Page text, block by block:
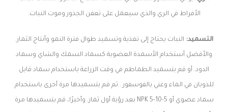
الأفراط في الري والذي سيعمل على تعفن الجذور وموت النبات.
التسميد: النبات يحتاج إلى تغذية وتسميد طوال فترة النمو وأنتاج الثمار.
والأفضل أستخدام الأسمدة العضوية كسماد السمك والشاي وسماد
الدود. أو قم بتسميد الطماطم في وقت الزراعة باستخدام سماد قابل
للذوبان في الماء وغني بالفوسفور . ثم قم بتسميدها مرة أخرى باستخدام
سماد عضوي أو NPK 5-10-5 بعد رؤية أول ثمار. وأخيرًا، قم بتسميدها مرة